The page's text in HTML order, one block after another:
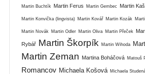
Martin Buchtík Martin Ferus Martin Gembec Martin
Martin Konvička (lingvista) Martin Kovář Martin Kozák
Martin Novák Martin Odler Martin Oliva Martin Přeček
Rybář Martin Škorpík Martin Wihoda
Martin Zeman Martina Boháčová Matouš
Romancov Michaela Košová Michaela